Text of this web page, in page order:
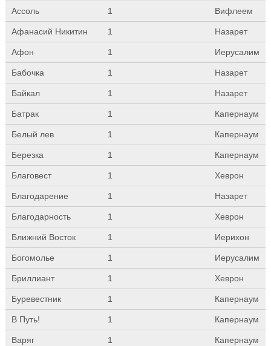
Ассоль 1 Вифлеем
Афанасий Никитин 1 Назарет
Афон 1 Иерусалим
Бабочка 1 Назарет
Байкал 1 Назарет
Батрак 1 Капернаум
Белый лев 1 Капернаум
Березка 1 Капернаум
Благовест 1 Хеврон
Благодарение 1 Назарет
Благодарность 1 Хеврон
Ближний Восток 1 Иерихон
Богомолье 1 Иерусалим
Бриллиант 1 Хеврон
Буревестник 1 Капернаум
В Путь! 1 Капернаум
Варяг 1 Капернаум